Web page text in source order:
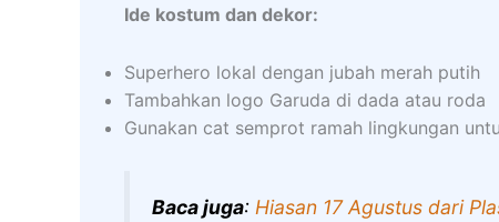
Ide kostum dan dekor:
Superhero lokal dengan jubah merah putih
Tambahkan logo Garuda di dada atau roda
Gunakan cat semprot ramah lingkungan
Baca juga: Hiasan 17 Agustus dari